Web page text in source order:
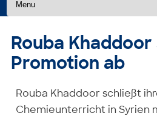
Rouba
Promotion ab
Rouba Khaddoor schließt
Chemieunterricht in Syrien